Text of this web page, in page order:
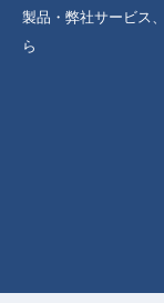
製品・弊社サービス
ら